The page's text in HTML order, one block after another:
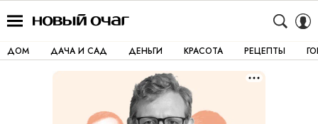
ДОМ ДАЧА И САД ДЕНЬГИ КРАСОТА РЕЦЕПТЫ